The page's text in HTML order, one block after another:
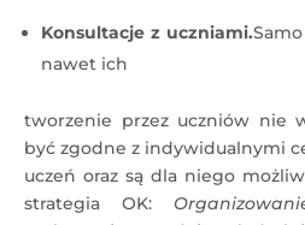
Konsultacje z uczniami.
nawet ich
tworzenie przez uczniów nie
być zgodne z indywidualnymi
uczeń oraz są dla niego
strategia OK: